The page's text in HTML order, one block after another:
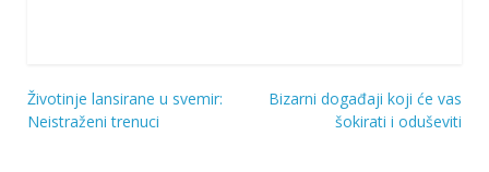
Navigacija
Životinje lansirane u svemir:
Neistraženi trenuci
Bizarni događaji koji će vas
šokirati i oduševiti